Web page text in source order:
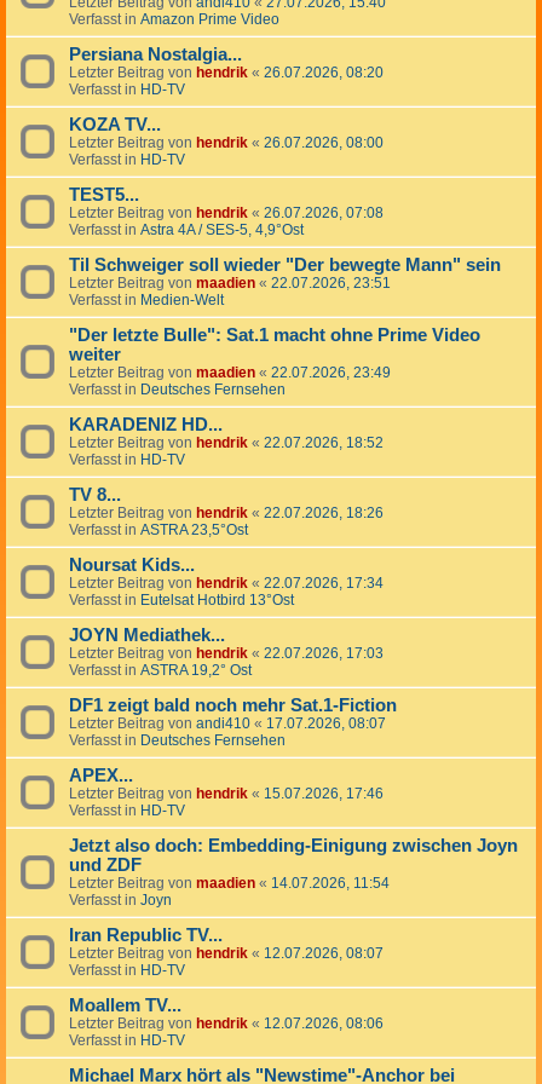
Verfasst in Amazon Prime Video
Persiana Nostalgia...
Letzter Beitrag von hendrik « 26.07.2026, 08:20
Verfasst in HD-TV
KOZA TV...
Letzter Beitrag von hendrik « 26.07.2026, 08:00
Verfasst in HD-TV
TEST5...
Letzter Beitrag von hendrik « 26.07.2026, 07:08
Verfasst in Astra 4A / SES-5, 4,9°Ost
Til Schweiger soll wieder "Der bewegte Mann" sein
Letzter Beitrag von maadien « 22.07.2026, 23:51
Verfasst in Medien-Welt
"Der letzte Bulle": Sat.1 macht ohne Prime Video
weiter
Letzter Beitrag von maadien « 22.07.2026, 23:49
Verfasst in Deutsches Fernsehen
KARADENIZ HD...
Letzter Beitrag von hendrik « 22.07.2026, 18:52
Verfasst in HD-TV
TV 8...
Letzter Beitrag von hendrik « 22.07.2026, 18:26
Verfasst in ASTRA 23,5°Ost
Noursat Kids...
Letzter Beitrag von hendrik « 22.07.2026, 17:34
Verfasst in Eutelsat Hotbird 13°Ost
JOYN Mediathek...
Letzter Beitrag von hendrik « 22.07.2026, 17:03
Verfasst in ASTRA 19,2° Ost
DF1 zeigt bald noch mehr Sat.1-Fiction
Letzter Beitrag von andi410 « 17.07.2026, 08:07
Verfasst in Deutsches Fernsehen
APEX...
Letzter Beitrag von hendrik « 15.07.2026, 17:46
Verfasst in HD-TV
Jetzt also doch: Embedding-Einigung zwischen Joyn
und ZDF
Letzter Beitrag von maadien « 14.07.2026, 11:54
Verfasst in Joyn
Iran Republic TV...
Letzter Beitrag von hendrik « 12.07.2026, 08:07
Verfasst in HD-TV
Moallem TV...
Letzter Beitrag von hendrik « 12.07.2026, 08:06
Verfasst in HD-TV
Michael Marx hört als "Newstime"-Anchor bei